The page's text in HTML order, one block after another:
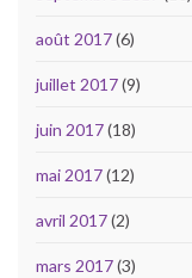
août 2017(6)
juillet 2017(9)
juin 2017(18)
mai 2017(12)
avril 2017(2)
mars 2017(3)